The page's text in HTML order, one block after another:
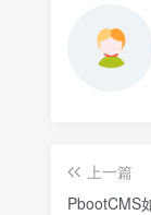
上一篇
PbootCMS